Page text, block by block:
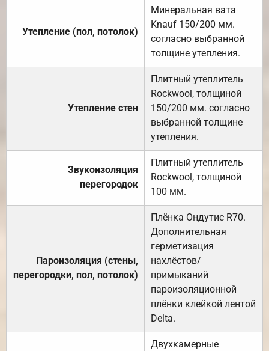
Утепление (пол, потолок)
Минеральная вата
Knauf 150/200 мм.
согласно выбранной
толщине утепления.
Утепление стен
Плитный утеплитель
Rockwool, толщиной
150/200 мм. согласно
выбранной толщине
утепления.
Звукоизоляция
перегородок
Плитный утеплитель
Rockwool, толщиной
100 мм.
Пароизоляция (стены,
перегородки, пол, потолок)
Плёнка Ондутис R70.
Дополнительная
герметизация
нахлёстов/
примыканий
пароизоляционной
плёнки клейкой лентой
Delta.
Двухкамерные